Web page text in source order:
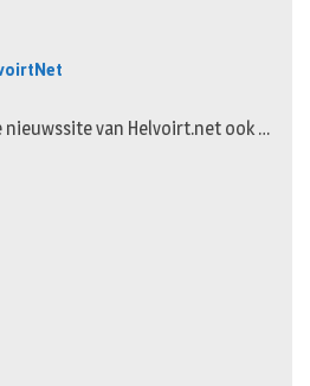
nieuwssite van Helvoirt.net ook …